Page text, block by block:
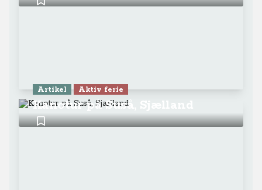
Artikel Aktiv ferie
Kanotur på Suså, Sjælland